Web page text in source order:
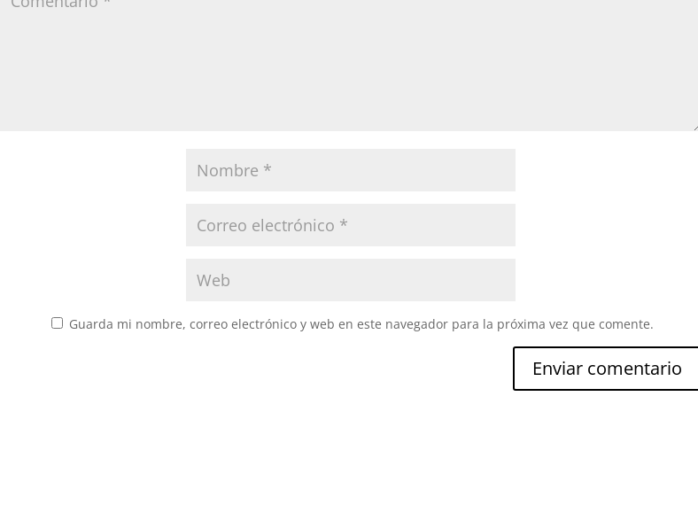
Guarda mi nombre, correo electrónico y web en este navegador para la próxima vez que comente.